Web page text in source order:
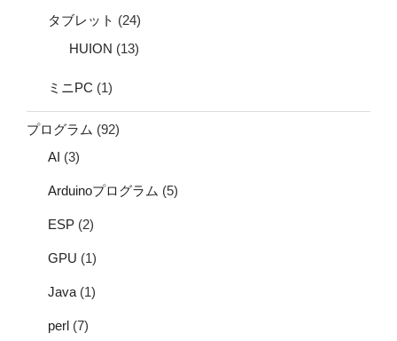
タブレット (24)
HUION (13)
ミニPC (1)
プログラム (92)
AI (3)
Arduinoプログラム (5)
ESP (2)
GPU (1)
Java (1)
perl (7)